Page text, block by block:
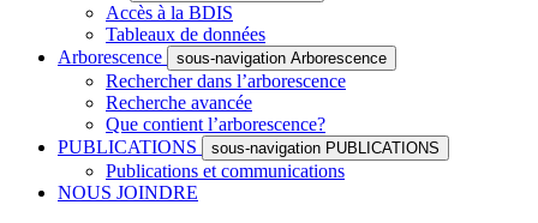
Accès à la BDIS
Tableaux de données
Arborescence
sous-navigation Arborescence
Rechercher dans l’arborescence
Recherche avancée
Que contient l’arborescence?
PUBLICATIONS
sous-navigation PUBLICATIONS
Publications et communications
NOUS JOINDRE